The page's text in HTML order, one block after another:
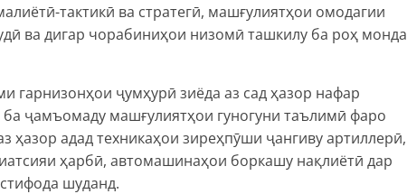
тактикӣ ва стратегӣ, машғулиятҳои омодагии
ва дигар чорабиниҳои низомӣ ташкилу ба роҳ монда
гарнизонҳои ҷумҳурӣ зиёда аз сад ҳазор нафар
ҷамъомаду машғулиятҳои гуногуни таълимӣ фаро
ҳазор адад техникаҳои зиреҳпӯши ҷангиву артиллерӣ,
ҳарбӣ, автомашинаҳои боркашу нақлиётӣ дар
шуданд.